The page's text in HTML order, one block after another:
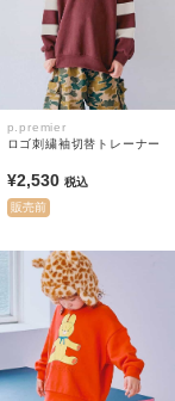
p.premier
ロゴ刺繍袖切替トレーナー
¥2,530 税込
販売前